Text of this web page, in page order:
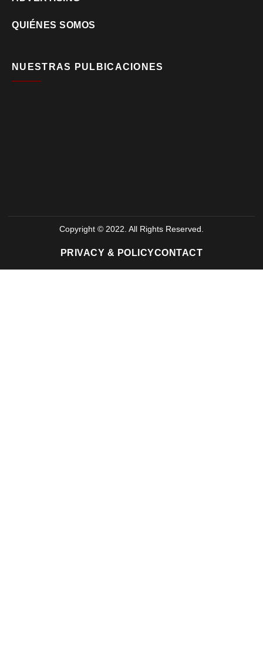
QUIÉNES SOMOS
NUESTRAS PULBICACIONES
Copyright © 2022. All Rights Reserved.
PRIVACY & POLICYCONTACT